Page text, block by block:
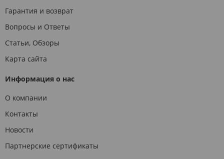
Гарантия и возврат
Вопросы и Ответы
Статьи, Обзоры
Карта сайта
Информация о нас
О компании
Контакты
Новости
Партнерские сертификаты